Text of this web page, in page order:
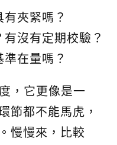
夾緊嗎？
沒有定期校驗？
在量嗎？
，它更像是一
節都不能馬虎，
慢慢來，比較